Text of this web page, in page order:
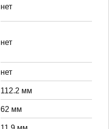
нет
нет
нет
112.2 мм
62 мм